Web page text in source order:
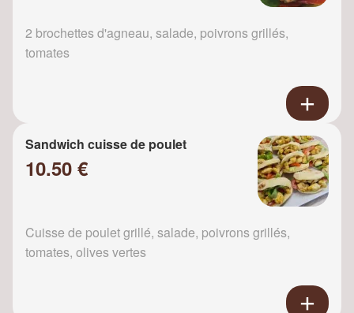
2 brochettes d'agneau, salade, poivrons grillés,
tomates
Sandwich cuisse de poulet
10.50 €
Cuisse de poulet grillé, salade, poivrons grillés,
tomates, olives vertes